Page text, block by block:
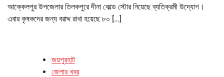
আক্কেলপুর উপজেলার তিলকপুরে দীনা কোল্ড স্টোর নিয়েছে ব্যতিক্রমী উদ্যোগ।
এবার কৃষকদের জন্য বরাদ্দ রাখা হয়েছে ৮০ […]
জয়পুরহাট
জেলার খবর